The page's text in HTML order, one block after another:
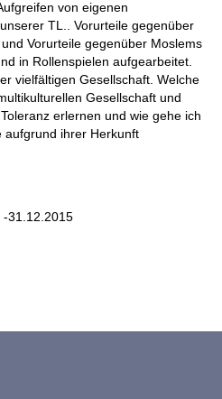
von eigenen
TL.. Vorurteile gegenüber
Vorurteile gegenüber Moslems
in Rollenspielen aufgearbeitet.
vielfältigen Gesellschaft. Welche
Gesellschaft und
erlernen und wie gehe ich
aufgrund ihrer Herkunft
-31.12.2015